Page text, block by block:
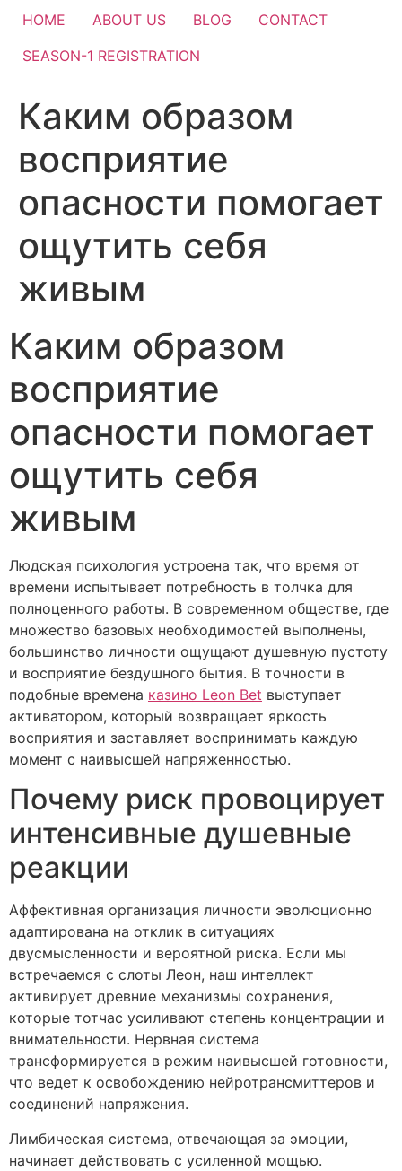
HOME ABOUT US BLOG
CONTACT
SEASON-1 REGISTRATION
Каким образом
восприятие
опасности помогает
ощутить себя
живым
Каким образом
восприятие
опасности помогает
ощутить себя
живым
Людская психология устроена так, что время от
времени испытывает потребность в толчка для
полноценного работы. В современном обществе, где
множество базовых необходимостей выполнены,
большинство личности ощущают душевную пустоту
и восприятие бездушного бытия. В точности в
подобные времена казино Leon Bet выступает
активатором, который возвращает яркость
восприятия и заставляет воспринимать каждую
момент с наивысшей напряженностью.
Почему риск провоцирует
интенсивные душевные
реакции
Аффективная организация личности эволюционно
адаптирована на отклик в ситуациях
двусмысленности и вероятной риска. Если мы
встречаемся с слоты Леон, наш интеллект
активирует древние механизмы сохранения,
которые тотчас усиливают степень концентрации и
внимательности. Нервная система
трансформируется в режим наивысшей готовности,
что ведет к освобождению нейротрансмиттеров и
соединений напряжения.
Лимбическая система, отвечающая за эмоции,
начинает действовать с усиленной мощью.